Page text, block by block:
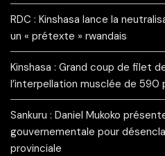
RDC : Kinshasa lance la
un « prétexte » rwandais
Kinshasa : Grand coup de filet
l’interpellation musclée de 590
Sankuru : Daniel Mukoko
gouvernementale pour
provinciale